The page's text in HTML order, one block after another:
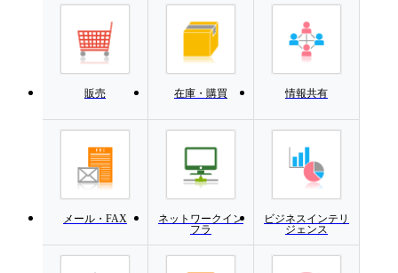
販売 在庫・購買 情報共有
メール・FAX
ネットワークイン
フラ
ビジネスインテリ
ジェンス